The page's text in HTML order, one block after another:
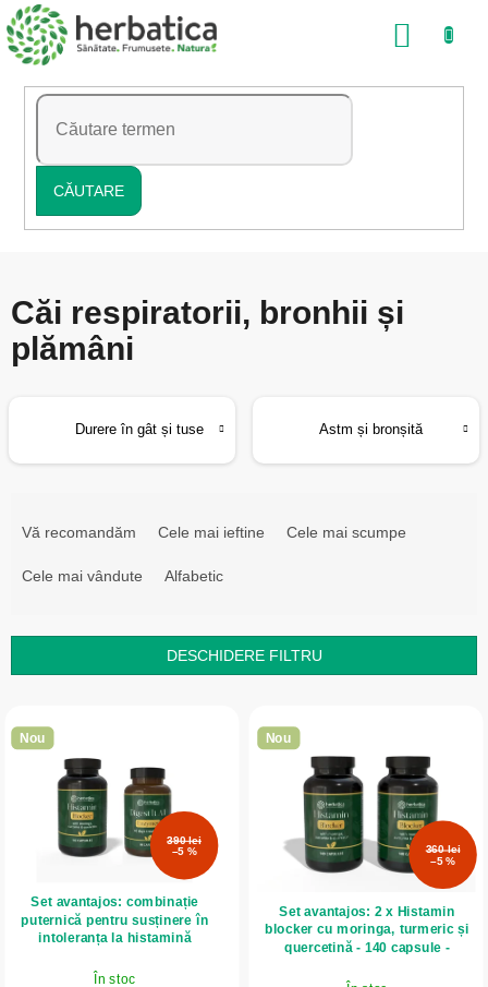
Treci
la
conținut
CĂUTARE
COŞ
Căi respiratorii, bronhii și
plămâni
Durere în gât și tuse Astm și bronșită
e
a
e
u
Vă recomandăm Cele mai ieftine Cele mai scumpe
Cele mai vândute Alfabetic
DESCHIDERE FILTRU
i
o
Nou
390 lei
–5 %
Set avantajos: combinație
puternică pentru susținere în
intoleranța la histamină
În stoc
Nou
360 lei
–5 %
Set avantajos: 2 x Histamin
blocker cu moringa, turmeric și
quercetină - 140 capsule -